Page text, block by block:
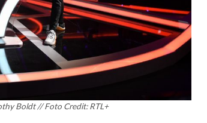
Boldt // Foto Credit: RTL+